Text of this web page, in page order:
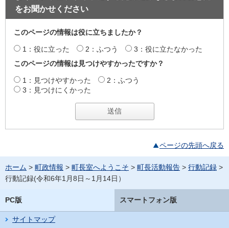
をお聞かせください
このページの情報は役に立ちましたか？
1：役に立った 2：ふつう
3：役に立たなかった
このページの情報は見つけやすかったですか？
1：見つけやすかった
2：ふつう
3：見つけにくかった
ページの先頭へ戻る
ホーム > 町政情報 > 町長室へようこそ > 町長活動報告 > 行動記録 >
行動記録(令和6年1月8日～1月14日）
PC版 スマートフォン版
サイトマップ